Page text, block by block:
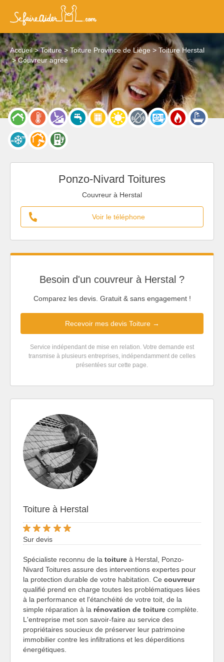
Accueil Toiture Toiture Province de Liège
Toiture Herstal
Couvreur agréé
Ponzo-Nivard Toitures
Couvreur à Herstal
Voir le téléphone
Besoin d'un couvreur à Herstal ?
Comparez les devis. Gratuit & sans engagement !
Recevoir mes devis Toiture →
Service indépendant de mise en relation. Votre demande est
transmise à plusieurs entreprises, indépendamment de celles
présentées sur cette page.
Toiture à Herstal
Sur devis
Spécialiste reconnu de la toiture à Herstal, Ponzo-
Nivard Toitures assure des interventions expertes pour
la protection durable de votre habitation. Ce couvreur
qualifié prend en charge toutes les problématiques liées
à la performance et l'étanchéité de votre toit, de la
simple réparation à la rénovation de toiture complète.
L'entreprise met son savoir-faire au service des
propriétaires soucieux de préserver leur patrimoine
immobilier contre les infiltrations et les déperditions
énergétiques.